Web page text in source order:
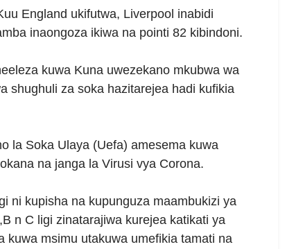
England ukifutwa, Liverpool inabidi
inaongoza ikiwa na pointi 82 kibindoni.
kuwa Kuna uwezekano mkubwa wa
shughuli za soka hazitarejea hadi kufikia
la Soka Ulaya (Uefa) amesema kuwa
na janga la Virusi vya Corona.
ni kupisha na kupunguza maambukizi ya
n C ligi zinatarajiwa kurejea katikati ya
kuwa msimu utakuwa umefikia tamati na